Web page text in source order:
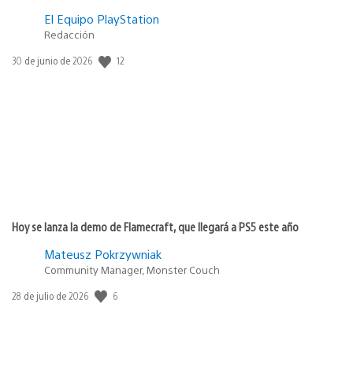
El Equipo PlayStation
Redacción
Fecha
30 de junio de 2026 12
Hoy se lanza la demo de Flamecraft, que llegará a PS5 este año
Mateusz Pokrzywniak
Community Manager, Monster Couch
Fecha
28 de julio de 2026 6